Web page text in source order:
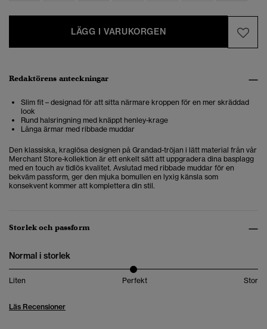
LÄGG I VARUKORGEN
Redaktörens anteckningar
Slim fit – designad för att sitta närmare kroppen för en mer skräddad
look
Rund halsringning med knäppt henley-krage
Långa ärmar med ribbade muddar
Den klassiska, kraglösa designen på Grandad-tröjan i lätt material från vår
Merchant Store-kollektion är ett enkelt sätt att uppgradera dina basplagg
med en touch av tidlös kvalitet. Avslutad med ribbade muddar för en
bekväm passform, ger den mjuka bomullen en lyxig känsla som
konsekvent kommer att komplettera din stil.
Storlek och passform
Normal i storlek
Liten Perfekt Stor
Läs Recensioner